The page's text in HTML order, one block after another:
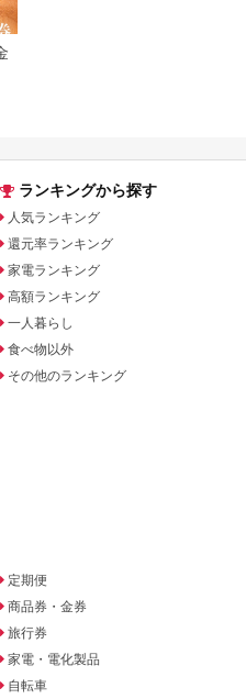
ランキングから探す
人気ランキング
還元率ランキング
家電ランキング
高額ランキング
一人暮らし
食べ物以外
その他のランキング
定期便
商品券・金券
旅行券
家電・電化製品
自転車